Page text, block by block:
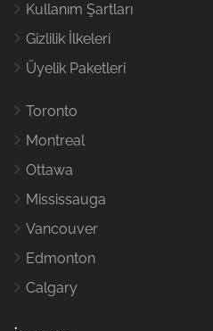
Kullanım Şartları
Gizlilik İlkeleri
Üyelik Paketleri
Toronto
Montreal
Ottawa
Mississauga
Vancouver
Edmonton
Calgary